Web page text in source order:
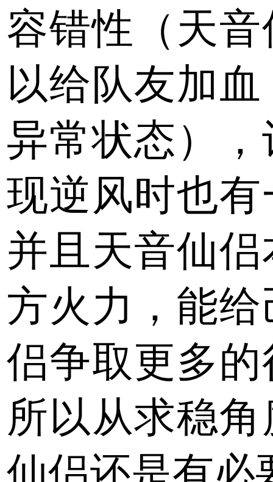
容错性（天
以给队友加
异常状态）
现逆风时也
并且天音仙
方火力，能
侣争取更多
所以从求稳